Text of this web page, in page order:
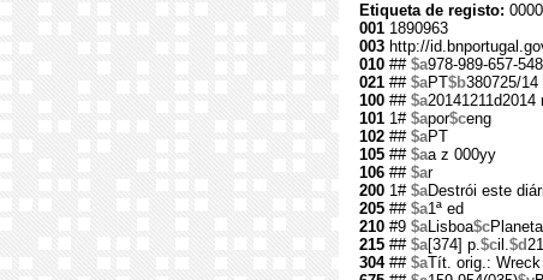
Etiqueta de registo:
001 1890963
003 http://
010 ## $a978-989-657-
021 ## $aPT$b380725/14
100 ## $a
101 1# $apor$ceng
102 ## $aPT
105 ## $aa z 000yy
106 ## $ar
200 1# $aDestrói este
205 ## $a1ª ed
210 #9 $aLisboa$c
215 ## $a[374] p.$cil.$d
304## $aTít. orig.: Wreck